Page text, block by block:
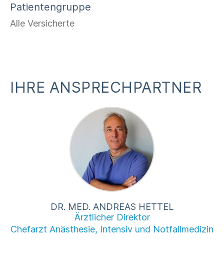
Patientengruppe
Alle Versicherte
IHRE ANSPRECHPARTNER
DR. MED. ANDREAS HETTEL
Ärztlicher Direktor
Chefarzt Anästhesie, Intensiv und Notfallmedizin